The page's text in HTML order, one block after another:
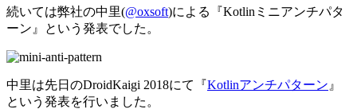
続いては弊社の中里(@oxsoft)による『Kotlinミニアンチパタ
ーン』という発表でした。
中里は先日のDroidKaigi 2018にて『Kotlinアンチパターン 』
という発表を行いました。